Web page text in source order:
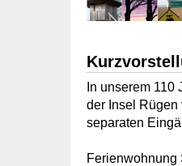
In unserem
der Insel
separaten
Ferienwohnung